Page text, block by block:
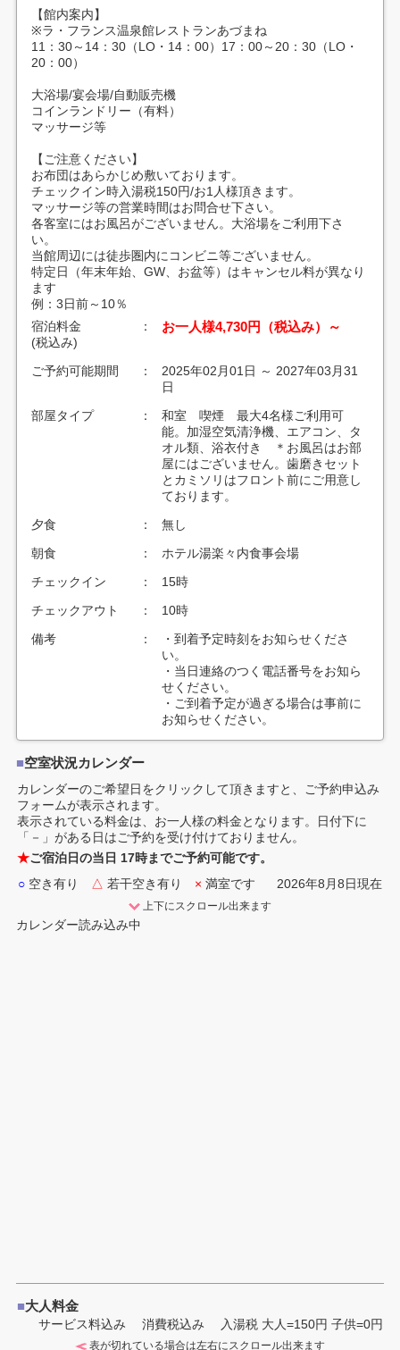
【館内案内】
※ラ・フランス温泉館レストランあづまね
11：30～14：30（LO・14：00）17：00～20：30（LO・
20：00）
大浴場/宴会場/自動販売機
コインランドリー（有料）
マッサージ等
【ご注意ください】
お布団はあらかじめ敷いております。
チェックイン時入湯税150円/お1人様頂きます。
マッサージ等の営業時間はお問合せ下さい。
各客室にはお風呂がございません。大浴場をご利用下さ
い。
当館周辺には徒歩圏内にコンビニ等ございません。
特定日（年末年始、GW、お盆等）はキャンセル料が異なり
ます
例：3日前～10％
宿泊料金
(税込み)
： お一人様4,730円（税込み）～
ご予約可能期間 ：
2025年02月01日 ～ 2027年03月31
日
部屋タイプ
：
和室 喫煙 最大4名様ご利用可
能。加湿空気清浄機、エアコン、タ
オル類、浴衣付き ＊お風呂はお部
屋にはございません。歯磨きセット
とカミソリはフロント前にご用意し
ております。
夕食
：
無し
朝食
：
ホテル湯楽々内食事会場
チェックイン
：
15時
チェックアウト
：
10時
備考
：
・到着予定時刻をお知らせくださ
い。
・当日連絡のつく電話番号をお知ら
せください。
・ご到着予定が過ぎる場合は事前に
お知らせください。
■空室状況カレンダー
カレンダーのご希望日をクリックして頂きますと、ご予約申込み
フォームが表示されます。
表示されている料金は、お一人様の料金となります。日付下に
「－」がある日はご予約を受け付けておりません。
★ご宿泊日の当日 17時までご予約可能です。
○ 空き有り △ 若干空き有り × 満室です 2026年8月8日現在
上下にスクロール出来ます
カレンダー読み込み中
■大人料金
サービス料込み 消費税込み 入湯税 大人=150円 子供=0円
表が切れている場合は左右にスクロール出来ます